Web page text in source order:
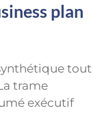
plan
tout
trame
exécutif